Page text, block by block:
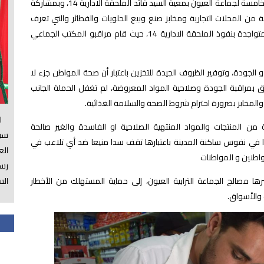
المحلات التجارية ومخابز صنع وبيع الحلويات والفطائر والتي تعرف
والمتواجدة بنفوذ الملحقة الادارية 14، حيث قام مراقبو المكتب الجماعي
وتوفير الظروف الجيدة للتخزين باعتبار أن صحة المواطن جزء لا
بمراقبة الجودة وصلاحية المواد المعروضة، لم تغفل الحملة الجانب
بضرورة احترام شروط الصحة والسلامة الغذائية.
والمواد المنتهية الصلاحية او الفاسدة والغير صالحة
في نفوس ساكنة المدينة باعتبارها تقف سدا منيعا ضد أي تلاعب في
و المواطنات
مصالح الجماعة الترابية العيون، إلى حماية المستهلك من الأخطار
والأسواق.